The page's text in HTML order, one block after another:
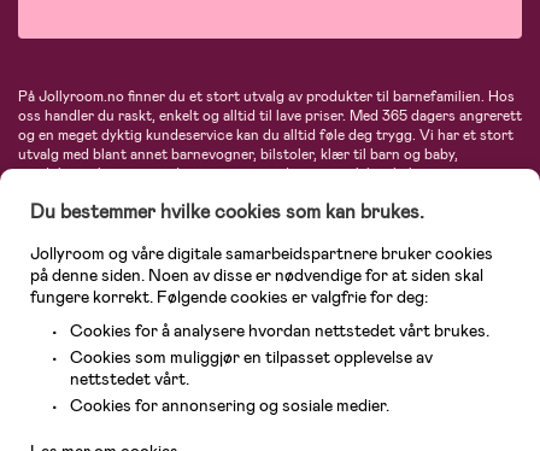
På Jollyroom.no finner du et stort utvalg av produkter til barnefamilien. Hos
oss handler du raskt, enkelt og alltid til lave priser. Med 365 dagers angrerett
og en meget dyktig kundeservice kan du alltid føle deg trygg. Vi har et stort
utvalg med blant annet barnevogner, bilstoler, klær til barn og baby,
produkter til mor, mengder av inspirerende interiør, leker, babyustyr og mye
Maxi-Cosi, Baby Jogger, BabyBjörn, Didriksons, KidKraft, Ergobaby, Philips
største nettbutikk for barn og baby!
Du bestemmer hvilke cookies som kan brukes.
Jollyroom og våre digitale samarbeidspartnere bruker cookies
på denne siden. Noen av disse er nødvendige for at siden skal
fungere korrekt. Følgende cookies er valgfrie for deg:
Cookies for å analysere hvordan nettstedet vårt brukes.
Cookies som muliggjør en tilpasset opplevelse av
nettstedet vårt.
Cookies for annonsering og sosiale medier.